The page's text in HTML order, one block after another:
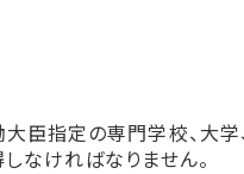
臣指定の専門学校、大
なければなりません。